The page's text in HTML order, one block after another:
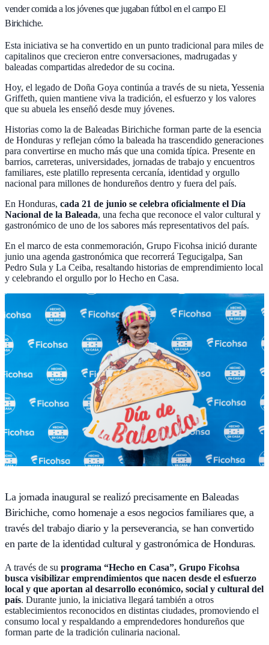
vender comida a los jóvenes que jugaban fútbol en el campo El
Birichiche.
Esta iniciativa se ha convertido en un punto tradicional para miles de
capitalinos que crecieron entre conversaciones, madrugadas y
baleadas compartidas alrededor de su cocina.
Hoy, el legado de Doña Goya continúa a través de su nieta, Yessenia
Griffeth, quien mantiene viva la tradición, el esfuerzo y los valores
que su abuela les enseñó desde muy jóvenes.
Historias como la de Baleadas Birichiche forman parte de la esencia
de Honduras y reflejan cómo la baleada ha trascendido generaciones
para convertirse en mucho más que una comida típica. Presente en
barrios, carreteras, universidades, jornadas de trabajo y encuentros
familiares, este platillo representa cercanía, identidad y orgullo
nacional para millones de hondureños dentro y fuera del país.
En Honduras, cada 21 de junio se celebra oficialmente el Día
Nacional de la Baleada, una fecha que reconoce el valor cultural y
gastronómico de uno de los sabores más representativos del país.
En el marco de esta conmemoración, Grupo Ficohsa inició durante
junio una agenda gastronómica que recorrerá Tegucigalpa, San
Pedro Sula y La Ceiba, resaltando historias de emprendimiento local
y celebrando el orgullo por lo Hecho en Casa.
La jornada inaugural se realizó precisamente en Baleadas
Birichiche, como homenaje a esos negocios familiares que, a
través del trabajo diario y la perseverancia, se han convertido
en parte de la identidad cultural y gastronómica de Honduras.
A través de su programa “Hecho en Casa”, Grupo Ficohsa
busca visibilizar emprendimientos que nacen desde el esfuerzo
local y que aportan al desarrollo económico, social y cultural del
país. Durante junio, la iniciativa llegará también a otros
establecimientos reconocidos en distintas ciudades, promoviendo el
consumo local y respaldando a emprendedores hondureños que
forman parte de la tradición culinaria nacional.